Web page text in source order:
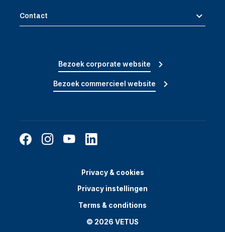
Contact
Bezoek corporate website
Bezoek commercieel website
Privacy & cookies
Privacy instellingen
Terms & conditions
© 2026 VETUS